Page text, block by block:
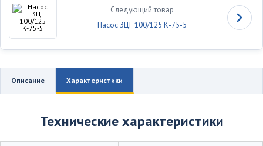
Следующий товар
Насос 3ЦГ 100/125 К-75-5
Описание Характеристики
Технические характеристики